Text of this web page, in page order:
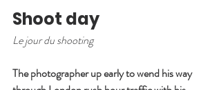
Shoot day
Le jour du shooting
The photographer up early to wend his way